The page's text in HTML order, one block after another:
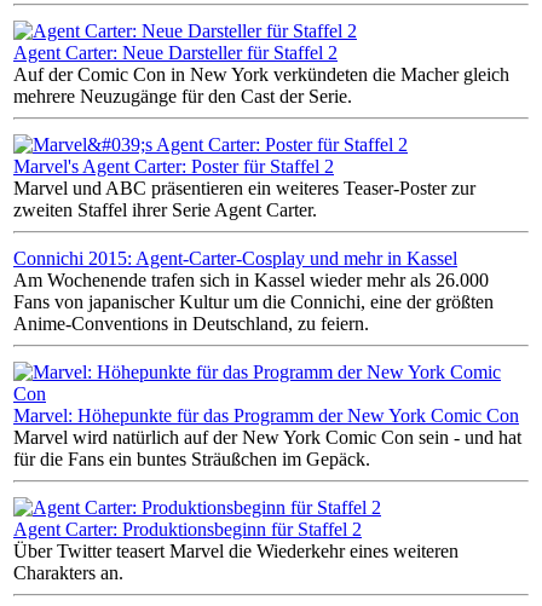
Agent Carter: Neue Darsteller für Staffel 2
Auf der Comic Con in New York verkündeten die Macher gleich
mehrere Neuzugänge für den Cast der Serie.
Marvel's Agent Carter: Poster für Staffel 2
Marvel und ABC präsentieren ein weiteres Teaser-Poster zur
zweiten Staffel ihrer Serie Agent Carter.
Connichi 2015: Agent-Carter-Cosplay und mehr in Kassel
Am Wochenende trafen sich in Kassel wieder mehr als 26.000
Fans von japanischer Kultur um die Connichi, eine der größten
Anime-Conventions in Deutschland, zu feiern.
Marvel: Höhepunkte für das Programm der New York Comic Con
Marvel wird natürlich auf der New York Comic Con sein - und hat
für die Fans ein buntes Sträußchen im Gepäck.
Agent Carter: Produktionsbeginn für Staffel 2
Über Twitter teasert Marvel die Wiederkehr eines weiteren
Charakters an.